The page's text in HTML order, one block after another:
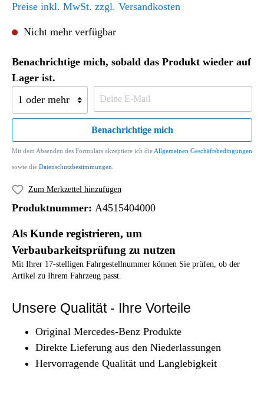
Preise inkl. MwSt. zzgl. Versandkosten
Nicht mehr verfügbar
Benachrichtige mich, sobald das Produkt wieder auf
Lager ist.
Benachrichtige mich
Mit dem Absenden des Formulars akzeptiere ich die Allgemeinen Geschäftsbedingungen
sowie die Datenschutzbestimmungen
Zum Merkzettel hinzufügen
Produktnummer: A4515404000
Als Kunde registrieren, um
Verbaubarkeitsprüfung zu nutzen
Mit Ihrer 17-stelligen Fahrgestellnummer können Sie prüfen, ob der
Artikel zu Ihrem Fahrzeug passt.
Unsere Qualität - Ihre Vorteile
Original Mercedes-Benz Produkte
Direkte Lieferung aus den Niederlassungen
Hervorragende Qualität und Langlebigkeit